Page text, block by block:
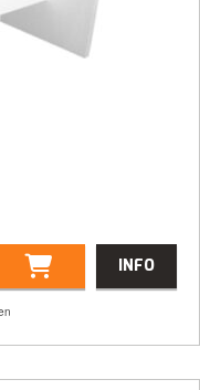
| T) 72,5 | 200 | 78
INFO